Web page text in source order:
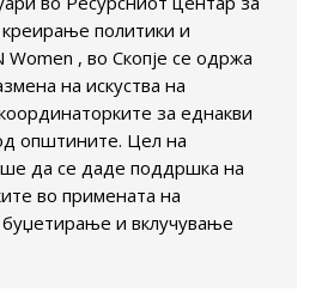
политики и
, во Скопје се одржа
на искуства на
за еднакви
општините. Цел на
да се даде поддршка на
во примената на
и вклучување